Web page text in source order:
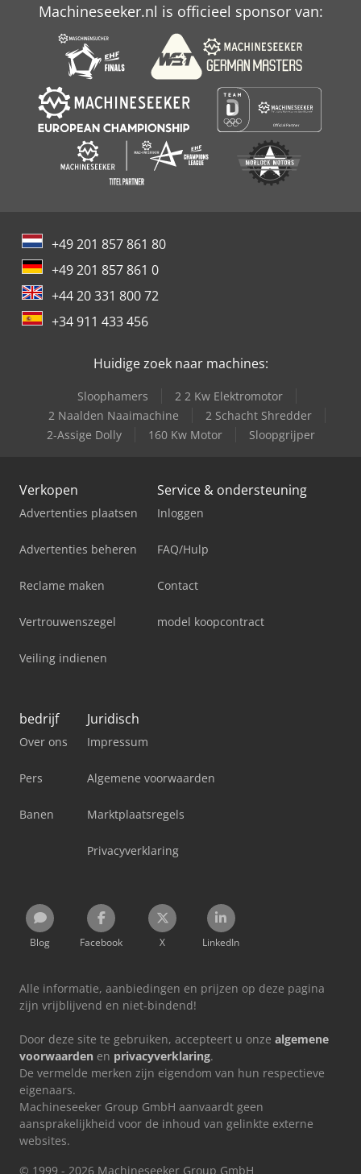
Machineseeker.nl is officieel sponsor van:
+49 201 857 861 80
+49 201 857 861 0
+44 20 331 800 72
+34 911 433 456
Huidige zoek naar machines:
Sloophamers
2 2 Kw Elektromotor
2 Naalden Naaimachine
2 Schacht Shredder
2-Assige Dolly
160 Kw Motor Sloopgrijper
Verkopen
Advertenties plaatsen
Advertenties beheren
Reclame maken
Vertrouwenszegel
Veiling indienen
Service & ondersteuning
Inloggen
FAQ/Hulp
Contact
model koopcontract
bedrijf
Over ons
Pers
Banen
Juridisch
Impressum
Algemene voorwaarden
Marktplaatsregels
Privacyverklaring
Blog Facebook X LinkedIn
Alle informatie, aanbiedingen en prijzen op deze pagina
zijn vrijblijvend en niet-bindend!
Door deze site te gebruiken, accepteert u onze algemene
voorwaarden en privacyverklaring.
De vermelde merken zijn eigendom van hun respectieve
eigenaars.
Machineseeker Group GmbH aanvaardt geen
aansprakelijkheid voor de inhoud van gelinkte externe
websites.
© 1999 - 2026 Machineseeker Group GmbH